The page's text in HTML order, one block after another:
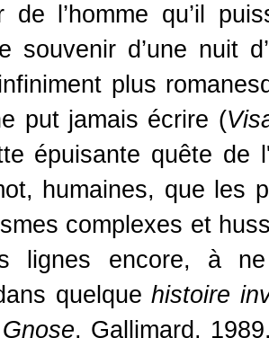
de l’homme qu’il
souvenir d’une nuit
plus
put jamais écrire (
épuisante quête de
humaines, que les
complexes et
lignes encore, à
quelquehistoire
, Gallimard,